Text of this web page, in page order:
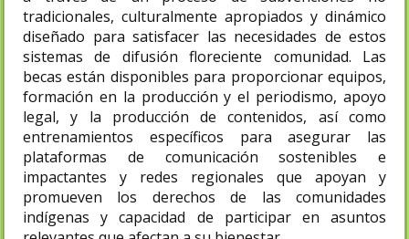
tradicionales, culturalmente apropiados y dinámico
diseñado para satisfacer las necesidades de estos
sistemas de difusión floreciente comunidad. Las
becas están disponibles para proporcionar equipos,
formación en la producción y el periodismo, apoyo
legal, y la producción de contenidos, así como
entrenamientos específicos para asegurar las
plataformas de comunicación sostenibles e
impactantes y redes regionales que apoyan y
promueven los derechos de las comunidades
indígenas y capacidad de participar en asuntos